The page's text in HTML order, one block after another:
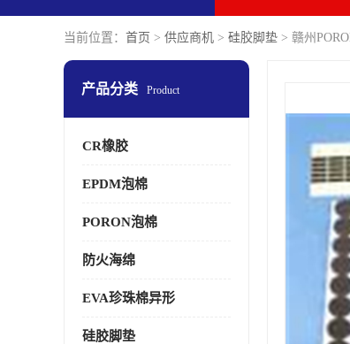
当前位置： 首页 > 供应商机 > 硅胶脚垫 > 赣州
产品分类 Product
CR橡胶
EPDM泡棉
PORON泡棉
防火海绵
EVA珍珠棉异形
硅胶脚垫